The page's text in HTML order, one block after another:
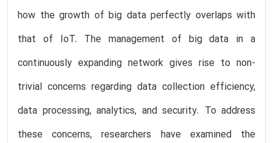
how the growth of big data perfectly overlaps with
that of IoT. The management of big data in a
continuously expanding network gives rise to non-
trivial concerns regarding data collection efficiency,
data processing, analytics, and security. To address
these concerns, researchers have examined the